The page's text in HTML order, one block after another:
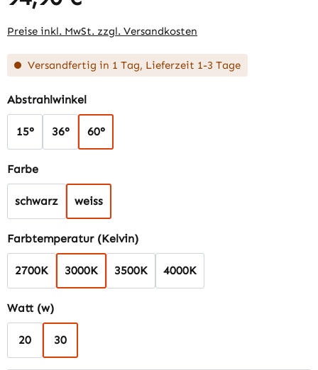
Preise inkl. MwSt. zzgl. Versandkosten
Versandfertig in 1 Tag, Lieferzeit 1-3 Tage
Abstrahlwinkelauswählen
15° 36° 60°
Farbeauswählen
schwarz weiss
Farbtemperatur (Kelvin)auswählen
2700K 3000K 3500K 4000K
Watt (w)auswählen
20 30